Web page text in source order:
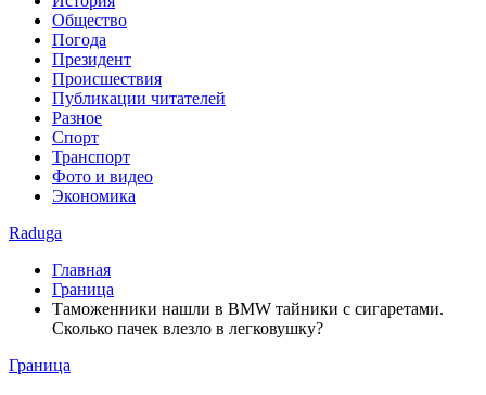
Общество
Погода
Президент
Происшествия
Публикации читателей
Разное
Спорт
Транспорт
Фото и видео
Экономика
Raduga
Главная
Граница
Таможенники нашли в BMW тайники с сигаретами.
Сколько пачек влезло в легковушку?
Граница